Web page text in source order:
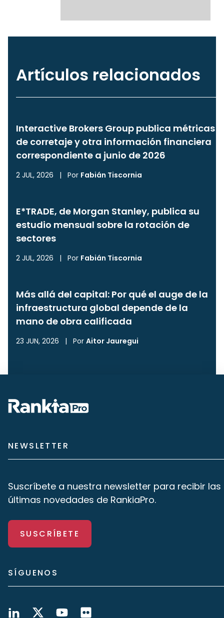
Artículos relacionados
Interactive Brokers Group publica métricas
de corretaje y otra información financiera
correspondiente a junio de 2026
2 JUL, 2026 | Por Fabián Tiscornia
E*TRADE, de Morgan Stanley, publica su
estudio mensual sobre la rotación de
sectores
2 JUL, 2026 | Por Fabián Tiscornia
Más allá del capital: Por qué el auge de la
infraestructura global depende de la
mano de obra calificada
23 JUN, 2026 | Por Aitor Jauregui
NEWSLETTER
Suscríbete a nuestra newsletter para recibir las
últimas novedades de RankiaPro.
SUSCRÍBETE
SÍGUENOS